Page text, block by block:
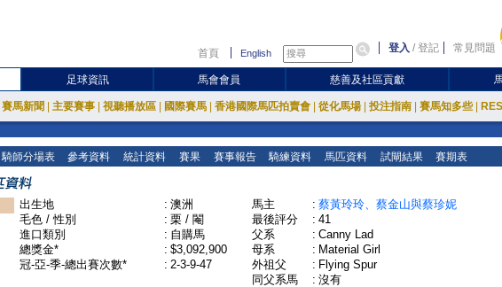
首頁 English 登入 /登記 常見問題
足球資訊 馬會會員 慈善及社區貢獻
賽馬新聞 主要賽事 視聽播放區 國際賽馬 香港國際馬匹拍賣會 從化馬場 投注指南 賽馬知多些
騎師分場表 參考資料 統計資料 賽果 賽事報告 騎練資料 馬匹資料 試閘結果 賽期表
出生地 : 澳洲
毛色 / 性別
: 栗 / 閹
進口類別
: 自購馬
總獎金*
: $3,092,900
冠-亞-季-總出賽次數*
: 2-3-9-47
馬主 : 蔡黃玲玲、蔡金山與蔡珍妮
最後評分
: 41
父系
: Canny Lad
母系
: Material Girl
外祖父
: Flying Spur
同父系馬
: 沒有